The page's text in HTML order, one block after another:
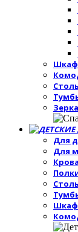
Для
Для